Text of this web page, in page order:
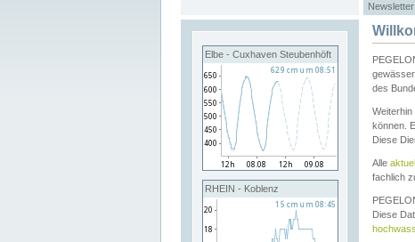
Newsletter
Elbe - Cuxhaven Steubenhöft
RHEIN - Koblenz
des
können.
Diese
Alle
fachlich
Diese